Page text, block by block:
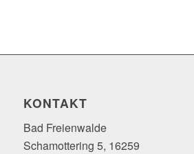
KONTAKT
Bad Freienwalde
Schamottering 5, 16259